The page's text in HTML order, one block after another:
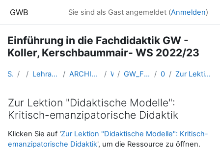
GWB Sie sind als Gast angemeldet (Anmelden)
Einführung in die Fachdidaktik GW -
Koller, Kerschbaummair- WS 2022/23
Startseite Kurse Lehramtsausbildung GW im Cluster Österreich Mitte ARCHIV - Lehrveranstaltungen am Standort Linz - seit 2016 WS_2022/23 GW_FDeinfuehrung_KollerKerschbaummair_2022ws 08-03.11./15.12. Zur Lektion "Didaktische Modelle": Kritisch-emanzipatorische Didaktik
Zur Lektion "Didaktische Modelle":
Kritisch-emanzipatorische Didaktik
Abschlussbedingungen
Klicken Sie auf 'Zur Lektion "Didaktische Modelle": Kritisch-
emanzipatorische Didaktik', um die Ressource zu öffnen.